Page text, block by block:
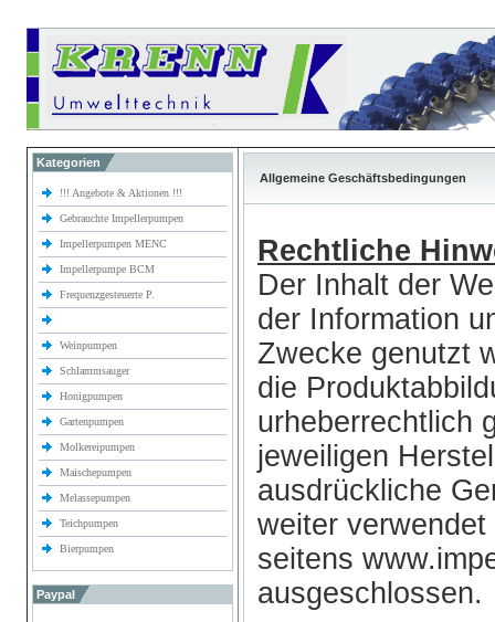
Kategorien
!!! Angebote & Aktionen !!!
Gebrauchte Impellerpumpen
Impellerpumpen MENC
Impellerpumpe BCM
Frequenzgesteuerte P.
Weinpumpen
Schlammsauger
Honigpumpen
Gartenpumpen
Molkereipumpen
Maischepumpen
Melassepumpen
Teichpumpen
Bierpumpen
Paypal
Allgemeine Geschäftsbedingungen
Rechtliche
Der Inhalt der
der Information
Zwecke genutzt
die
urheberrechtlich
jeweiligen
ausdrückliche
weiter
seitens
ausgeschlossen.